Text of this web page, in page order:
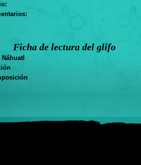
Ficha de lectura del glifo
Náhuatl